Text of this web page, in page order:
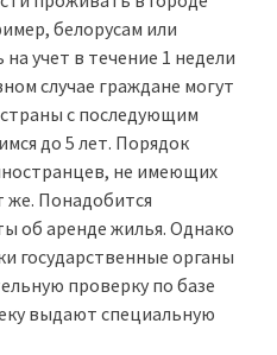
белорусам или
учет в течение 1 недели
случае граждане могут
с последующим
до 5 лет. Порядок
не имеющих
же. Понадобится
об аренде жилья. Однако
государственные органы
проверку по базе
выдают специальную